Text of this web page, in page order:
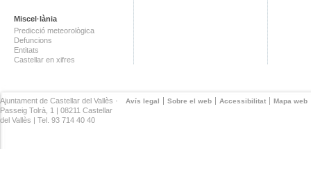
Miscel·lània
Predicció meteorològica
Defuncions
Entitats
Castellar en xifres
Avís legal Sobre el web Accessibilitat Mapa web
Ajuntament de Castellar del Vallès ·
Passeig Tolrà, 1 | 08211 Castellar
del Vallès | Tel. 93 714 40 40